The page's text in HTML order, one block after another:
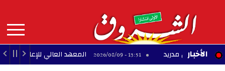
contenu
principal
MAIN
NAVIGATION الأخبار
مدريد 13:51 - 2026/08/09 المعهد العالي للإعلامية بأريانة